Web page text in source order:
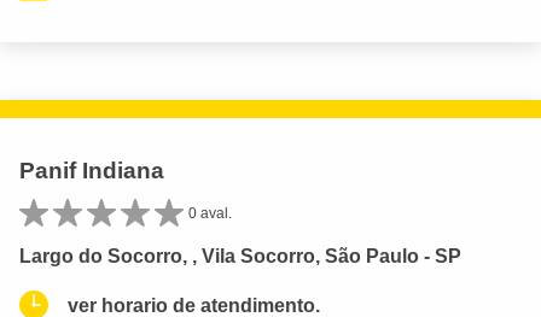
Panif Indiana
0 aval.
Largo do Socorro, , Vila Socorro, São Paulo - SP
ver horario de atendimento.